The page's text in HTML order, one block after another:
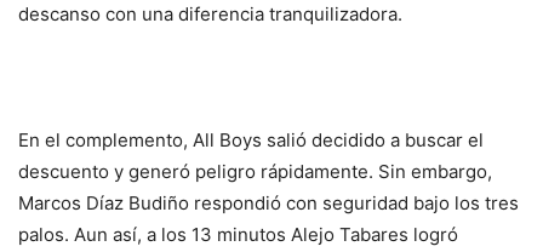
descanso con una diferencia tranquilizadora.
En el complemento, All Boys salió decidido a buscar el
descuento y generó peligro rápidamente. Sin embargo,
Marcos Díaz Budiño respondió con seguridad bajo los tres
palos. Aun así, a los 13 minutos Alejo Tabares logró